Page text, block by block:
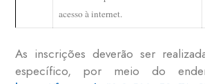
acesso à internet.
As inscrições deverão ser
específico, por meio do